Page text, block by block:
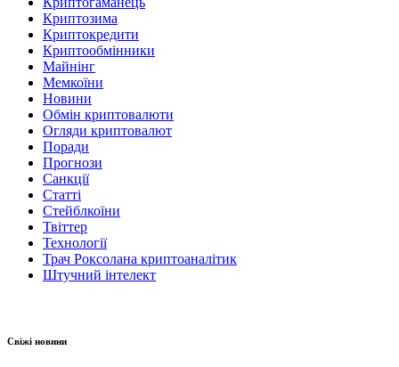
Криптозима
Криптокредити
Криптообмінники
Майнінг
Мемкоїни
Новини
Обмін криптовалюти
Огляди криптовалют
Поради
Прогнози
Санкції
Статті
Стейблкоїни
Твіттер
Технології
Трач Роксолана криптоаналітик
Штучний інтелект
Свіжі новини